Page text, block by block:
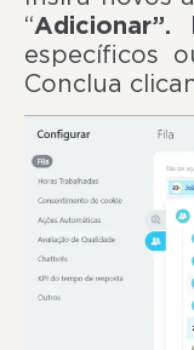
“Adicionar”.
específicos
Conclua